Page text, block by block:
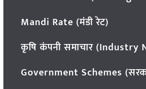
Mandi Rate (मंडी रेट)
कृषि कंपनी समाचार (Industry
Government Schemes